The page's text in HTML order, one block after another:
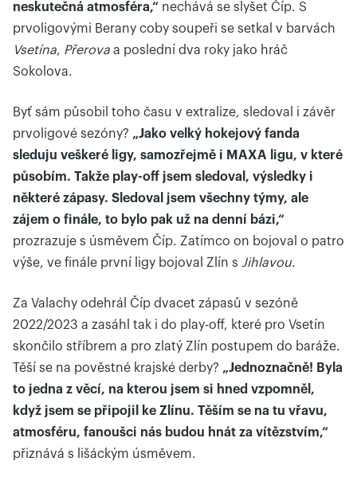
neskutečná atmosféra,“ nechává se slyšet Číp. S
prvoligovými Berany coby soupeři se setkal v barvách
Vsetína, Přerova a poslední dva roky jako hráč
Sokolova.
Byť sám působil toho času v extralize, sledoval i závěr
prvoligové sezóny? „Jako velký hokejový fanda
sleduju veškeré ligy, samozřejmě i MAXA ligu, v které
působím. Takže play-off jsem sledoval, výsledky i
některé zápasy. Sledoval jsem všechny týmy, ale
zájem o finále, to bylo pak už na denní bázi,“
prozrazuje s úsměvem Číp. Zatímco on bojoval o patro
výše, ve finále první ligy bojoval Zlín s Jihlavou.
Za Valachy odehrál Číp dvacet zápasů v sezóně
2022/2023 a zasáhl tak i do play-off, které pro Vsetín
skončilo stříbrem a pro zlatý Zlín postupem do baráže.
Těší se na pověstné krajské derby? „Jednoznačně! Byla
to jedna z věcí, na kterou jsem si hned vzpomněl,
když jsem se připojil ke Zlínu. Těším se na tu vřavu,
atmosféru, fanoušci nás budou hnát za vítězstvím,“
přiznává s lišáckým úsměvem.